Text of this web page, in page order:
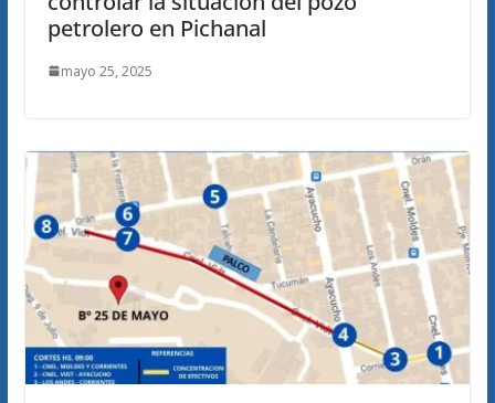
petrolero en Pichanal
mayo 25, 2025